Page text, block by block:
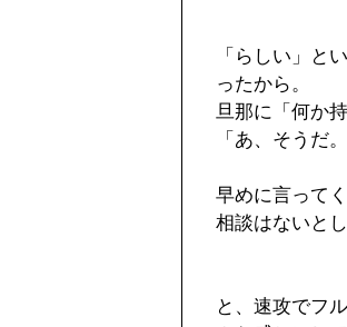
「らしい」と
ったから。
旦那に「何か
「あ、そうだ
早めに言って
相談はないと
と、速攻でフ